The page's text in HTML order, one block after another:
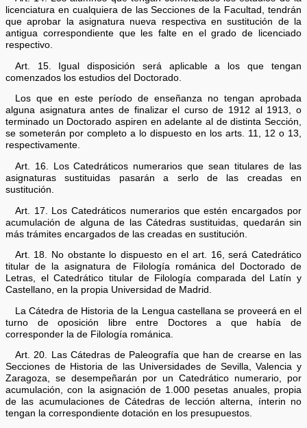
licenciatura en cualquiera de las Secciones de la Facultad, tendrán
que aprobar la asignatura nueva respectiva en sustitución de la
antigua correspondiente que les falte en el grado de licenciado
respectivo.
Art. 15. Igual disposición será aplicable a los que tengan
comenzados los estudios del Doctorado.
Los que en este período de enseñanza no tengan aprobada
alguna asignatura antes de finalizar el curso de 1912 al 1913, o
terminado un Doctorado aspiren en adelante al de distinta Sección,
se someterán por completo a lo dispuesto en los arts. 11, 12 o 13,
respectivamente.
Art. 16. Los Catedráticos numerarios que sean titulares de las
asignaturas sustituidas pasarán a serlo de las creadas en
sustitución.
Art. 17. Los Catedráticos numerarios que estén encargados por
acumulación de alguna de las Cátedras sustituidas, quedarán sin
más trámites encargados de las creadas en sustitución.
Art. 18. No obstante lo dispuesto en el art. 16, será Catedrático
titular de la asignatura de Filología románica del Doctorado de
Letras, el Catedrático titular de Filología comparada del Latín y
Castellano, en la propia Universidad de Madrid.
La Cátedra de Historia de la Lengua castellana se proveerá en el
turno de oposición libre entre Doctores a que había de
corresponder la de Filología románica.
Art. 20. Las Cátedras de Paleografía que han de crearse en las
Secciones de Historia de las Universidades de Sevilla, Valencia y
Zaragoza, se desempeñarán por un Catedrático numerario, por
acumulación, con la asignación de 1.000 pesetas anuales, propia
de las acumulaciones de Cátedras de lección alterna, ínterin no
tengan la correspondiente dotación en los presupuestos.